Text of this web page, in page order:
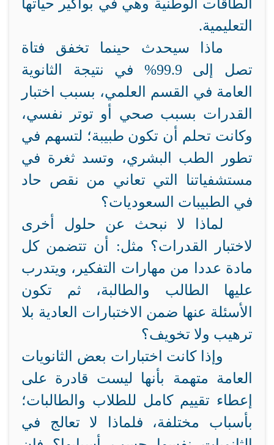
الطاقات الوطنية وهي في بواكير حياتها
التعليمية.
ماذا سيحدث حينما تخفق فتاة
تصل إلى 99.9% في نتيجة الثانوية
العامة في القسم العلمي، بسبب اختبار
القدرات بسبب صحي أو توتر نفسي،
وكانت تحلم أن تكون طبيبة؛ لتسهم في
تطور الطب البشري، وتسد ثغرة في
مستشفياتنا التي تعاني من نقص حاد
في الطبيبات السعوديات؟
لماذا لا نبحث عن حلول أخرى
لاختبار القدرات؟ مثل: أن تتضمن كل
مادة عددا من مهارات التفكير، ويتدرب
عليها الطالب والطالبة، ثم تكون
الأسئلة عنها ضمن الاختبارات العادية بلا
ترهيب ولا تخويف؟
وإذا كانت اختبارات بعض الثانويات
العامة متهمة بأنها ليست قادرة على
إعطاء تقييم كامل للطلاب والطالبات؛
بأسباب مختلفة، فلماذا لا تعالج في